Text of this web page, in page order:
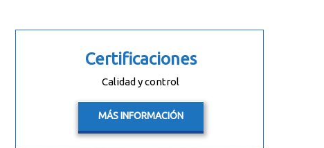
Certificaciones
Calidad y control
MÁS INFORMACIÓN